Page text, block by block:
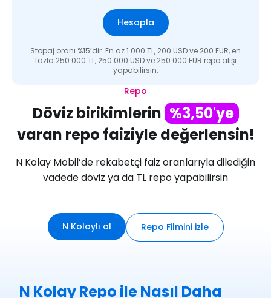
Repo
Döviz birikimlerin %3,50'ye
varan repo faiziyle değerlensin!
N Kolay Mobil’de rekabetçi faiz oranlarıyla dilediğin
vadede döviz ya da TL repo yapabilirsin
N Kolaylı ol Repo Filmini izle
Hesapla
Stopaj oranı %15’dir.​ En az 1.000 TL, 200 USD ve 200 EUR, en
fazla 250.000 TL, 250.000 USD ve 250.000 EUR repo alışı
yapabilirsin.
N Kolay Repo ile Nasıl Daha